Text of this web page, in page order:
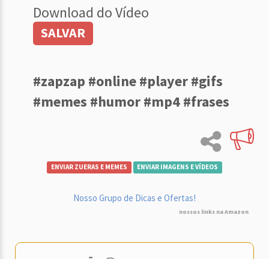
Download do Vídeo
SALVAR
#zapzap #online #player #gifs
#memes #humor #mp4 #frases
ENVIAR ZUERAS E MEMES ENVIAR IMAGENS E VÍDEOS
Nosso Grupo de Dicas e Ofertas!
nossos links na Amazon